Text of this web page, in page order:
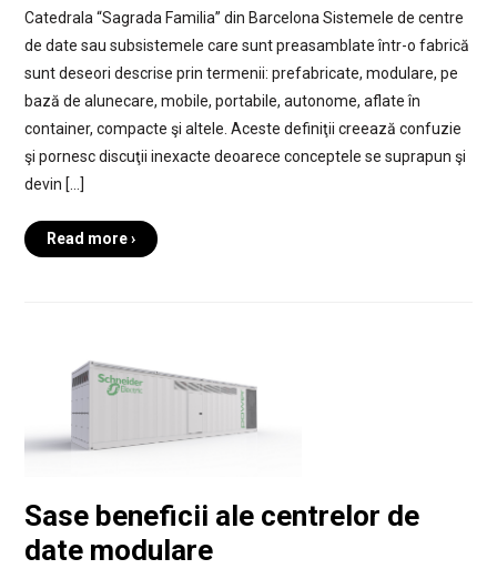
Catedrala “Sagrada Familia” din Barcelona Sistemele de centre
de date sau subsistemele care sunt preasamblate într-o fabrică
sunt deseori descrise prin termenii: prefabricate, modulare, pe
bază de alunecare, mobile, portabile, autonome, aflate în
container, compacte şi altele. Aceste definiţii creează confuzie
şi pornesc discuţii inexacte deoarece conceptele se suprapun şi
devin […]
Read more ›
Sase beneficii ale centrelor de
date modulare